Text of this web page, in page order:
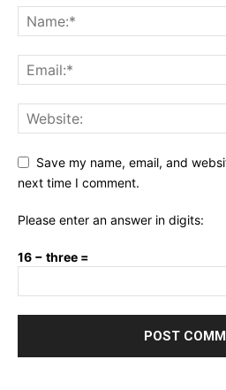
Save my name, email, and
next time I comment.
Please enter an answer in digits:
16 − three =